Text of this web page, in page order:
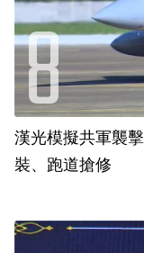
漢光模擬共軍襲
裝、跑道搶修